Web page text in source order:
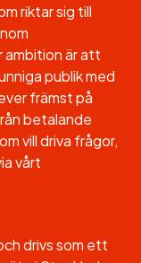
riktar sig till
ambition är att
publik med
främst på
betalande
vill driva frågor,
vårt
drivs som ett